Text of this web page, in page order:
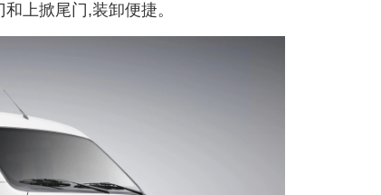
上掀尾门,装卸便捷。